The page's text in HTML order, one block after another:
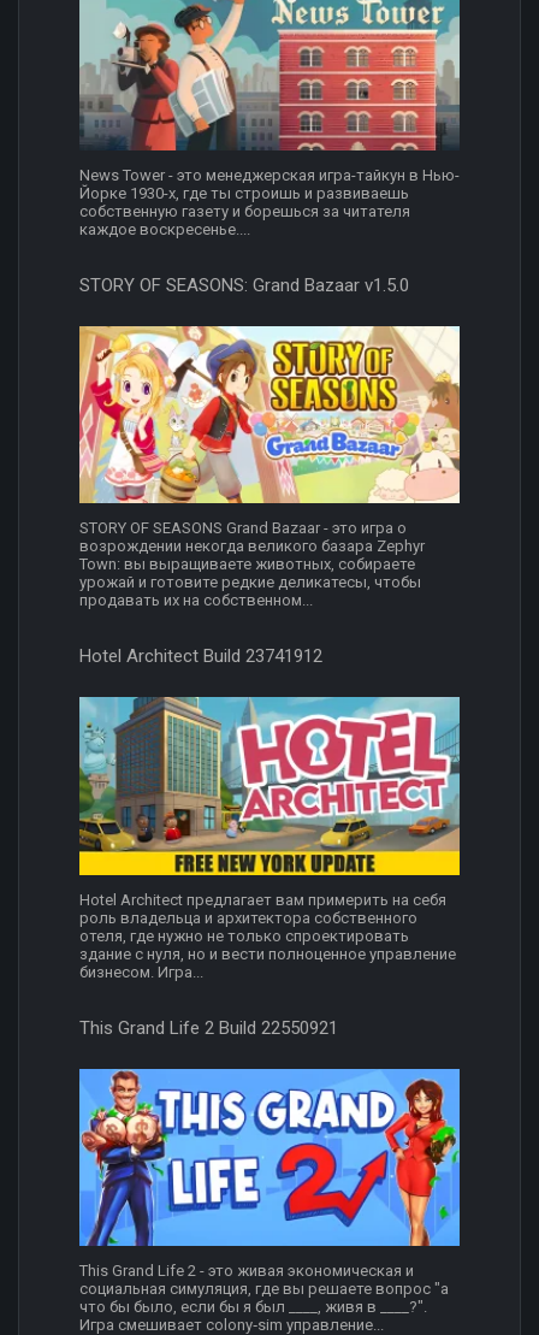
News Tower - это менеджерская игра-тайкун в Нью-
Йорке 1930-х, где ты строишь и развиваешь
собственную газету и борешься за читателя
каждое воскресенье....
STORY OF SEASONS: Grand Bazaar v1.5.0
STORY OF SEASONS Grand Bazaar - это игра о
возрождении некогда великого базара Zephyr
Town: вы выращиваете животных, собираете
урожай и готовите редкие деликатесы, чтобы
продавать их на собственном...
Hotel Architect Build 23741912
Hotel Architect предлагает вам примерить на себя
роль владельца и архитектора собственного
отеля, где нужно не только спроектировать
здание с нуля, но и вести полноценное управление
бизнесом. Игра...
This Grand Life 2 Build 22550921
This Grand Life 2 - это живая экономическая и
социальная симуляция, где вы решаете вопрос "а
что бы было, если бы я был ____, живя в ____?".
Игра смешивает colony‑sim управление...